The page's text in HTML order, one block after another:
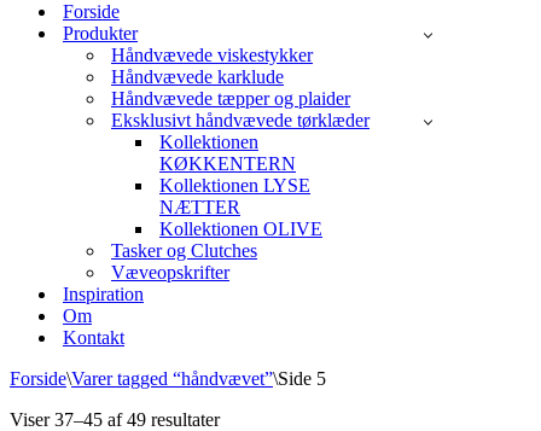
Forside
Produkter
Håndvævede viskestykker
Håndvævede karklude
Håndvævede tæpper og plaider
Eksklusivt håndvævede tørklæder
Kollektionen
KØKKENTERN
Kollektionen LYSE
NÆTTER
Kollektionen OLIVE
Tasker og Clutches
Væveopskrifter
Inspiration
Om
Kontakt
Forside\Varer tagged “håndvævet”\Side 5
Viser 37–45 af 49 resultaterSorteret